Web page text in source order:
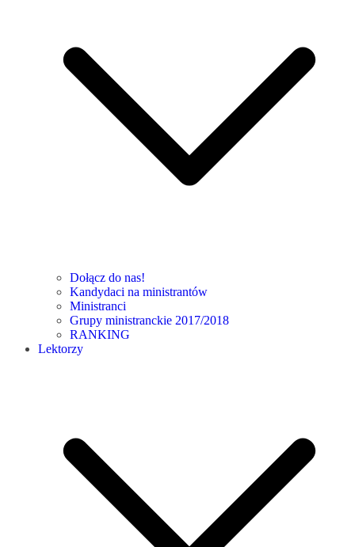
Dołącz do nas!
Kandydaci na ministrantów
Ministranci
Grupy ministranckie 2017/2018
RANKING
Lektorzy